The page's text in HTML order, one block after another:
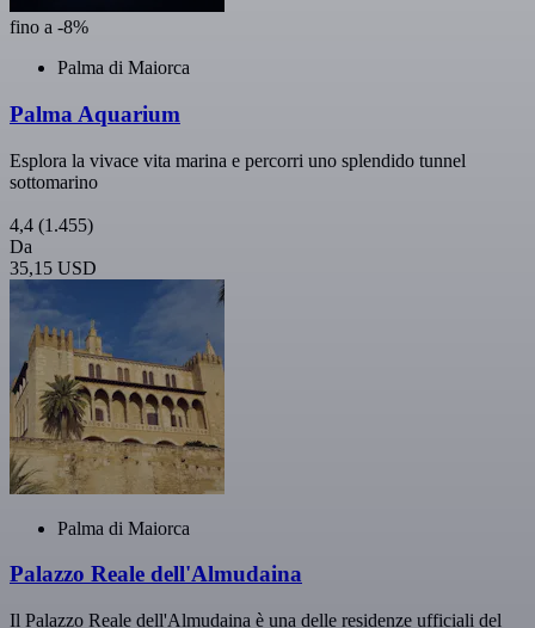
fino a -8%
Palma di Maiorca
Palma Aquarium
Esplora la vivace vita marina e percorri uno splendido tunnel
sottomarino
4,4 (1.455)
Da
35,15 USD
Palma di Maiorca
Palazzo Reale dell'Almudaina
Il Palazzo Reale dell'Almudaina è una delle residenze ufficiali del